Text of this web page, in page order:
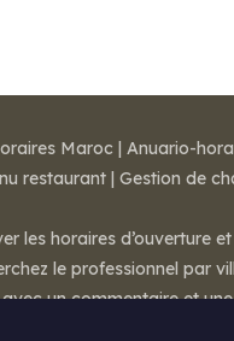
Maroc | Anuario-
restaurant | Gestion de
horaires d’ouverture
le professionnel
un commentaire et